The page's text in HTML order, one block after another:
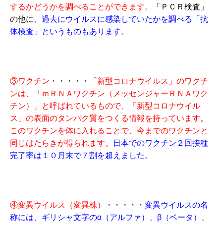
するかどうかを調べることができます。
「ＰＣＲ検査」
の他に、 過去にウイルスに感染していたかを調べる「抗
体検査」というものもあります。
③ワクチン ・・・・・
「新型コロナウイルス」のワクチ
ンは、「ｍＲＮＡワクチン（メッセンジャーＲＮＡワク
チン）」と呼ばれているもので、「新型コロナウイル
ス」の表面のタンパク質をつくる情報を持っています。
このワクチンを体に入れることで、今までのワクチンと
同じはたらきが得られます。
日本でのワクチン２回接種
完了率は１０月末で７割を超えました。
④変異ウイルス（変異株） ・・・・・ 変異ウイルスの名
称には、ギリシャ文字のα（アルファ）、β（ベータ）、